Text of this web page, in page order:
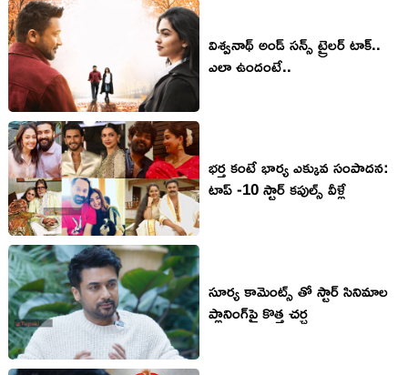
విశ్వనాథ్ అండ్ సన్స్ ట్రైలర్ టాక్..
ఎలా ఉందంటే..
భ‌ర్త కంటే భార్య‌ ఎక్కువ సంపాద‌న‌:
టాప్ -10 స్టార్ క‌పుల్స్ వీళ్లే
సూర్య కామెంట్స్ తో స్టార్ సినిమాల
ప్లానింగ్‌పై కొత్త చర్చ